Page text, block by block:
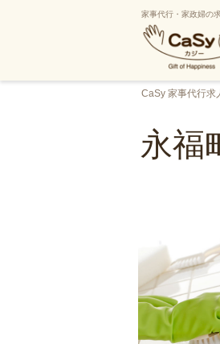
家事代行・家政婦の
CaSy 家事代行求
永福